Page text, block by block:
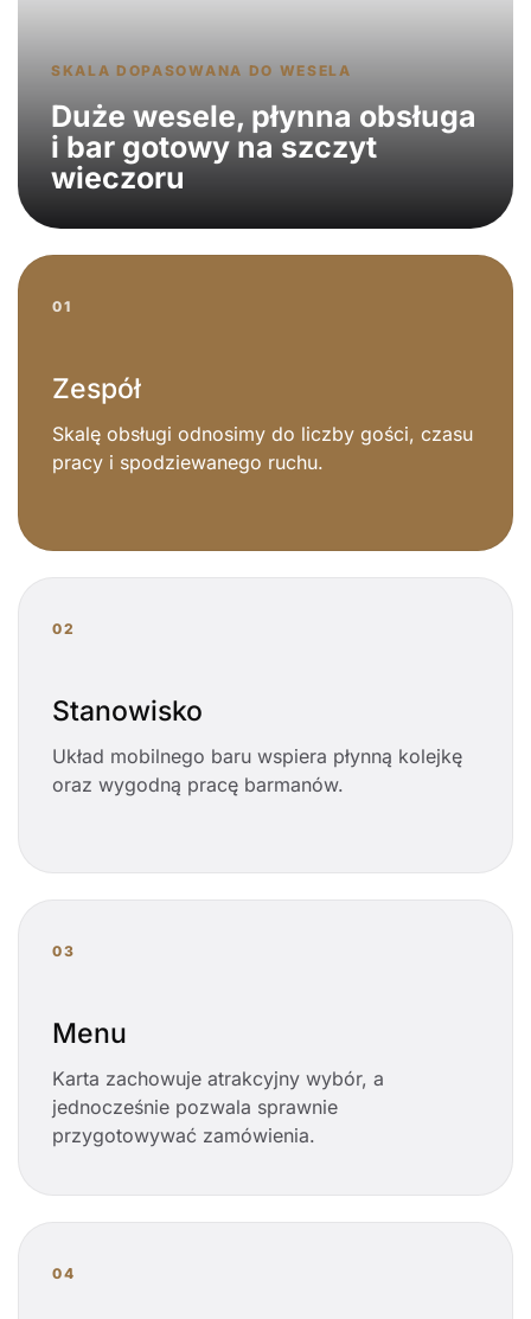
SKALA DOPASOWANA DO WESELA
Duże wesele, płynna obsługa
i bar gotowy na szczyt
wieczoru
01
Zespół
Skalę obsługi odnosimy do liczby gości, czasu
pracy i spodziewanego ruchu.
02
Stanowisko
Układ mobilnego baru wspiera płynną kolejkę
oraz wygodną pracę barmanów.
03
Menu
Karta zachowuje atrakcyjny wybór, a
jednocześnie pozwala sprawnie
przygotowywać zamówienia.
04